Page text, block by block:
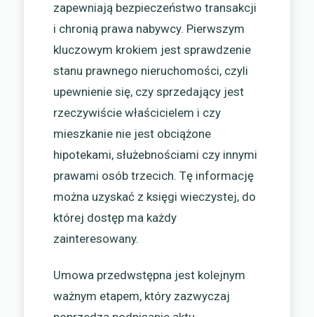
zapewniają bezpieczeństwo transakcji
i chronią prawa nabywcy. Pierwszym
kluczowym krokiem jest sprawdzenie
stanu prawnego nieruchomości, czyli
upewnienie się, czy sprzedający jest
rzeczywiście właścicielem i czy
mieszkanie nie jest obciążone
hipotekami, służebnościami czy innymi
prawami osób trzecich. Tę informację
można uzyskać z księgi wieczystej, do
której dostęp ma każdy
zainteresowany.
Umowa przedwstępna jest kolejnym
ważnym etapem, który zazwyczaj